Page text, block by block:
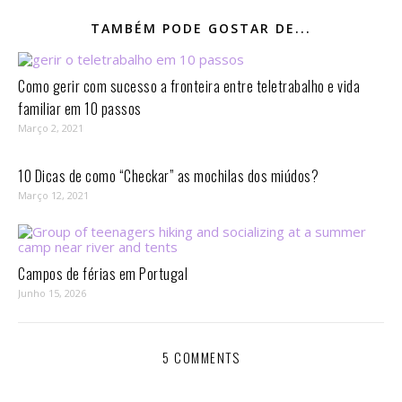
TAMBÉM PODE GOSTAR DE...
Como gerir com sucesso a fronteira entre teletrabalho e vida
familiar em 10 passos⁣
Março 2, 2021
10 Dicas de como “Checkar” as mochilas dos miúdos?
Março 12, 2021
Campos de férias em Portugal
Junho 15, 2026
5 COMMENTS